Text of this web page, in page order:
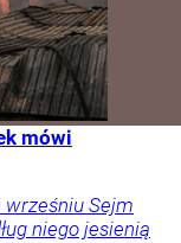
mówi
wrześniu Sejm
niego jesienią